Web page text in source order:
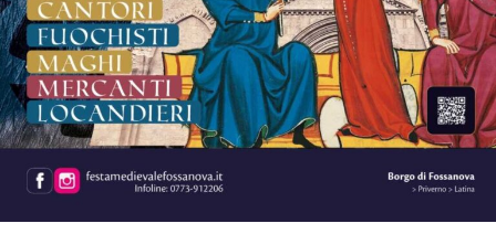
Sul palco delGrappa Jazz Festivalsalirà ilLuca
Mannutza & Paolo Recchia Duo,raffinata formazione
composta da pianoforte e sassofono contralto, mentre
domenica 9 agosto il festival chiuderà con il Jordan
Corda 5et, formazione guidata dal vibrafonista Jordan
Corda insieme a Filippo Bianchini, Dario Rogato
(direttore artistico del Grappa Jazz Festival), Luca
Bulgarelli e Sasha Mashin.